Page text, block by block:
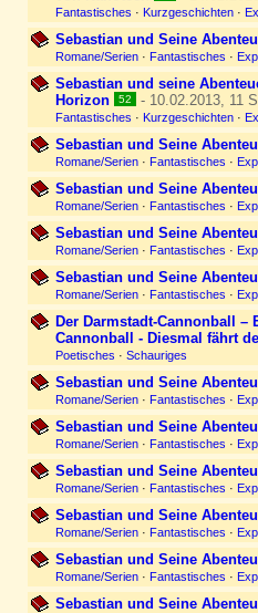
Fantastisches · Kurzgeschichten ·
Sebastian und Seine
Romane/Serien · Fantastisches ·
Sebastian und seine
Horizon
52 - 10.02.2013, 11
Fantastisches · Kurzgeschichten ·
Sebastian und Seine
Romane/Serien · Fantastisches ·
Sebastian und Seine
Romane/Serien · Fantastisches ·
Sebastian und Seine
Romane/Serien · Fantastisches ·
Sebastian und Seine
Romane/Serien · Fantastisches ·
Der Darmstadt-Cannonball
Cannonball - Diesmal fährt
Poetisches · Schauriges
Sebastian und Seine
Romane/Serien · Fantastisches ·
Sebastian und Seine
Romane/Serien · Fantastisches ·
Sebastian und Seine
Romane/Serien · Fantastisches ·
Sebastian und Seine
Romane/Serien · Fantastisches ·
Sebastian und Seine
Romane/Serien · Fantastisches ·
Sebastian und Seine